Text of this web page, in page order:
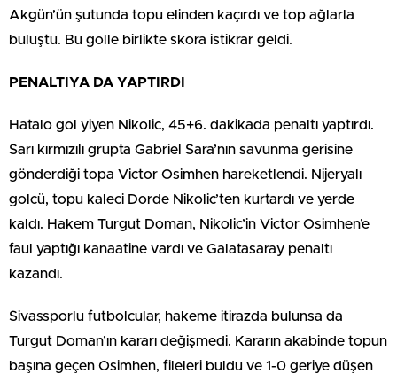
Akgün’ün şutunda topu elinden kaçırdı ve top ağlarla
buluştu. Bu golle birlikte skora istikrar geldi.
PENALTIYA DA YAPTIRDI
Hatalo gol yiyen Nikolic, 45+6. dakikada penaltı yaptırdı.
Sarı kırmızılı grupta Gabriel Sara’nın savunma gerisine
gönderdiği topa Victor Osimhen hareketlendi. Nijeryalı
golcü, topu kaleci Dorde Nikolic’ten kurtardı ve yerde
kaldı. Hakem Turgut Doman, Nikolic’in Victor Osimhen’e
faul yaptığı kanaatine vardı ve Galatasaray penaltı
kazandı.
Sivassporlu futbolcular, hakeme itirazda bulunsa da
Turgut Doman’ın kararı değişmedi. Kararın akabinde topun
başına geçen Osimhen, fileleri buldu ve 1-0 geriye düşen